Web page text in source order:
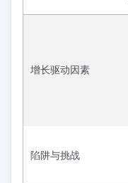
增长驱动因素
陷阱与挑战